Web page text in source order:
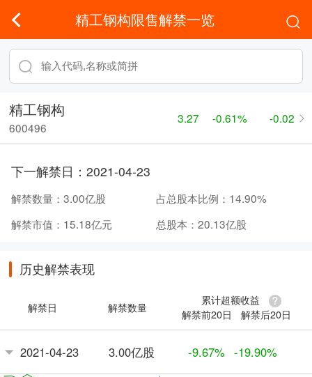
精工钢构限售解禁一览
精工钢构
600496
3.27 -0.61% -0.02
下一解禁日： 2021-04-23
解禁数量： 3.00亿股 占总股本比例： 14.90%
解禁市值： 15.18亿元 总股本： 20.13亿股
历史解禁表现
解禁日 解禁数量
累计超额收益
解禁前20日
解禁后20日
2021-04-23 3.00亿股 -9.67% -19.90%